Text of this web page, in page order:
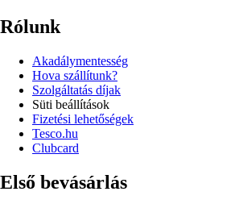
Rólunk
Akadálymentesség
Hova szállítunk?
Szolgáltatás díjak
Süti beállítások
Fizetési lehetőségek
Tesco.hu
Clubcard
Első bevásárlás